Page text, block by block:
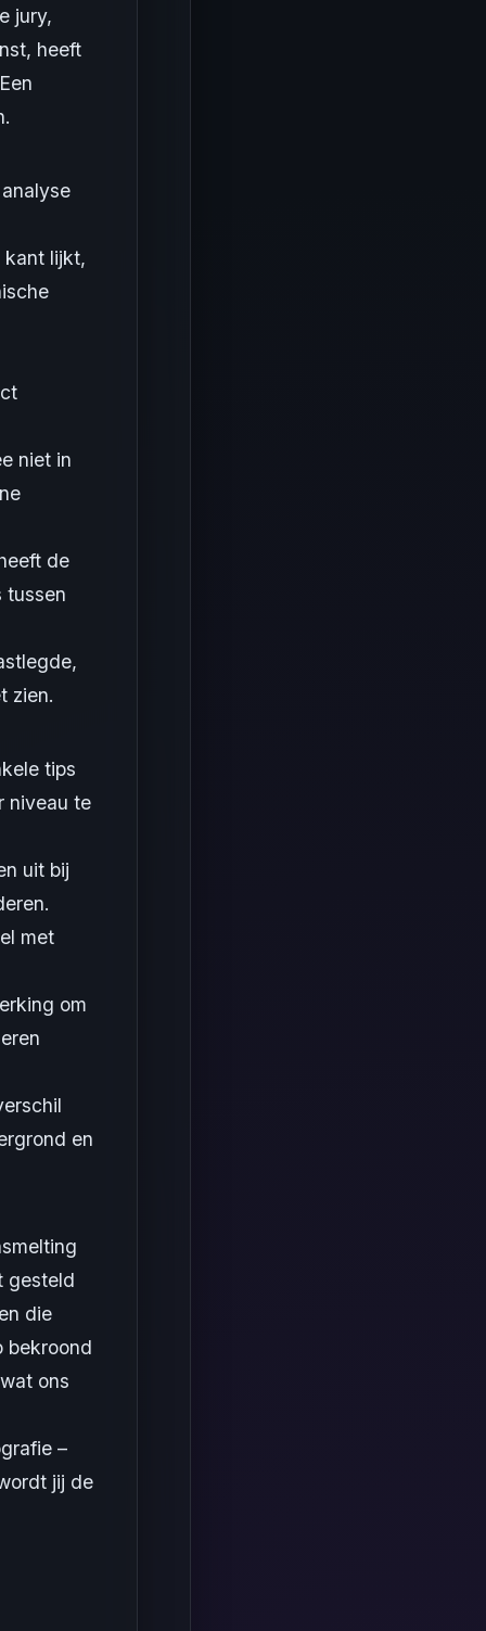
jury,
heeft
kant lijkt,
niet in
de
tussen
zien.
tips
niveau te
uit bij
met
om
en
gesteld
die
bekroond
ons
–
jij de